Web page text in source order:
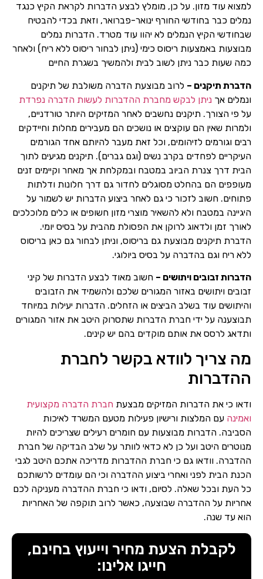
למצוא עוד מזון. על כן, מומלץ לבצע הדברות לקראת הקיץ כנגד
נמלים כבר בחודשי החורף ינואר-פברואר, וזאת בכדי להבטיח
שבחודשי הקיץ הנמלים לא יהוו עוד מטרד. הדברות נמלים
מבוצעות באמצעות ריסוס כימי (ניתן לבחור ריסוס ללא ריח) ולאחר
כמה שעות כבר ניתן לשוב לבית ולהמשיך בשגרת החיים
הדברת תיקנים – לרוב מבוצעת הדברה משולבת של תיקנים
ונמלים אך ניתן לבקש מחברת ההדברות לעשות הדברה נפרדת
על פי הצורך. תיקנים נחשבים לאחר המזיקים היותר טורדניים,
ולמרות שאין הם עוקצים או נושכים הם מעבירים מחלות וחיידקים
רבים וגורמים לזיהומים, וכל זאת מעבר להיותם אחד הגורמים
העיקריים לפחדים בקרב נשים (וגם גברים). תיקנים מגיעים לתוך
הבית דרך צנרת הביוב במטבח ובמקלחת אך מאחר וקיימים זנים
מעופפים הם בהחלט מסוגלים לחדור גם דרך חלונות ודלתות
פתוחים. חשוב לזכור כי גם לאחר ביצוע הדברות יש לשמור על
היגיינה במטבח ולא להשאיר מוצרי מזון חשופים או כלים מלוכלכים
לאורך זמן ולדאוג לרוקן את הפסולת מהבית על בסיס יומי.
הדברת תיקנים מבוצעת גם בריסוס, וניתן לבחור גם כאן בריסוס
ללא ריח וגם בהדברה על בסיס ביולוגי.
הדברות זבובים ויתושים – חשוב מאוד לבצע הדברות של קיני
זבובים ויתושים באזור המגורים שלכם ולהשמיד את הזבובים
והיתושים עוד בשלב הביצים או הזחלים. הדברות יעילות במיוחד
תבוצענה על ידי חברת הדברות שתסרוק היטב את אזור המגורים
ותדאג לרסס את אותם מוקדים בהם יש קינים.
מה צריך לוודא בקשר לחברת
ההדברות
ודאו כי את הדברות המזיקים מבצעת חברת הדברה מקצועית
ואמינה עם המלצות ורישיון פעילות מטעם המשרד לאיכות
הסביבה. הדברות מבוצעות עם חומרים רעילים שצריכים להיות
מנוטרים היטב ועל כן לא כדאי לוותר על שלב הבדיקה של חברת
ההדברה. וודאו גם כי חברת ההדברות מדריכה אתכם היטב לגבי
הכנת הבית לפני ואחרי ביצוע ההדברה וכי הם עומדים לרשותכם
כל העת ובכל שאלה. לסיום, ודאו כי חברת ההדברה מעניקה לכם
אחריות על ההדברה שבוצעה, כאשר לרוב תוקפה של האחריות
הוא עד שנה.
לקבלת הצעת מחיר וייעוץ בחינם,
חייגו אלינו: